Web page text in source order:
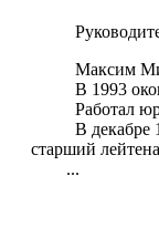
Максим
В 1993
Работал
В декабре
старший
...